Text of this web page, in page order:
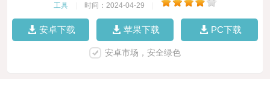
工具 时间：2024-04-29
安卓下载 苹果下载 PC下载
安卓市场，安全绿色